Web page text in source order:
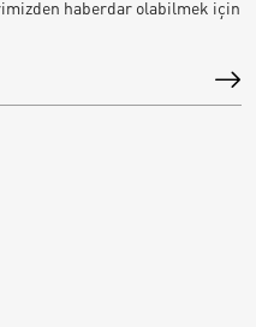
haberdar olabilmek için